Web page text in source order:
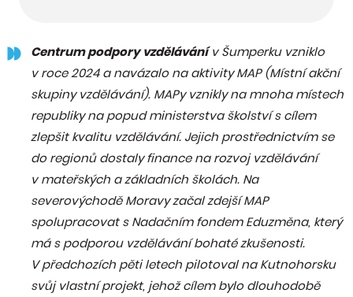
Centrum podpory vzdělávánív Šumperku vzniklo
v roce 2024 a navázalo na aktivity MAP (Místní akční
skupiny vzdělávání). MAPy vznikly na mnoha místech
republiky na popud ministerstva školství s cílem
zlepšit kvalitu vzdělávání. Jejich prostřednictvím se
do regionů dostaly finance na rozvoj vzdělávání
v mateřských a základních školách. Na
severovýchodě Moravy začal zdejší MAP
spolupracovat s Nadačním fondem Eduzměna, který
má s podporou vzdělávání bohaté zkušenosti.
V předchozích pěti letech pilotoval na Kutnohorsku
svůj vlastní projekt, jehož cílem bylo dlouhodobě